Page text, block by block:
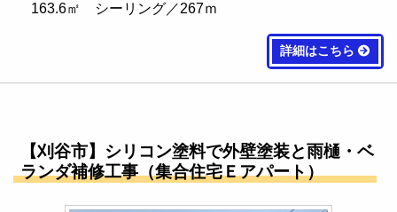
163.6㎡ シーリング／267ｍ
詳細はこちら
【刈谷市】シリコン塗料で外壁塗装と雨樋・ベ
ランダ補修工事（集合住宅Ｅアパート）